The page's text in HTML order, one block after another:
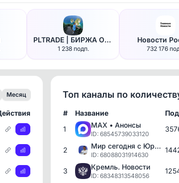
PLTRADE | БИРЖА ОКСАНЫ | Планёрка | Каналы с доходом | Купить / продать канал | Биржа каналов
1 238 подп.
Новости
732 176
Месяц Топ каналы по
# Название
1
MAX • Анонсы
ID: 68545739033120
2 Мир сегодня с Юрием Подолякой
ID: 68088031914630
3 Кремль. Новости
ID: 68348313548056